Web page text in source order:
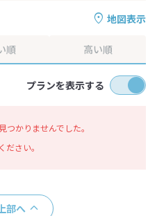
地図表示
順 高い順
プランを表示する
かりませんでした。
さい。
部へ